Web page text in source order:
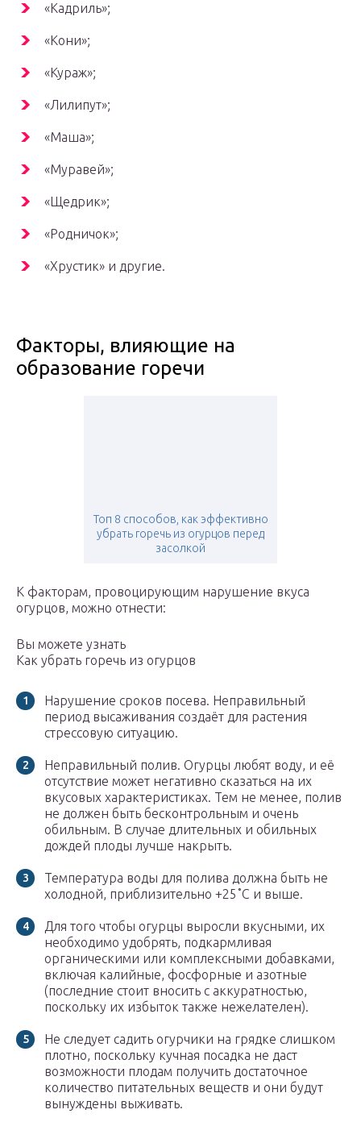
«Кадриль»;
«Кони»;
«Кураж»;
«Лилипут»;
«Маша»;
«Муравей»;
«Щедрик»;
«Родничок»;
«Хрустик» и другие.
Факторы, влияющие на
образование горечи
Топ 8 способов, как эффективно
убрать горечь из огурцов перед
засолкой
К факторам, провоцирующим нарушение вкуса
огурцов, можно отнести:
Вы можете узнать
Как убрать горечь из огурцов
Нарушение сроков посева. Неправильный
период высаживания создаёт для растения
стрессовую ситуацию.
Неправильный полив. Огурцы любят воду, и её
отсутствие может негативно сказаться на их
вкусовых характеристиках. Тем не менее, полив
не должен быть бесконтрольным и очень
обильным. В случае длительных и обильных
дождей плоды лучше накрыть.
Температура воды для полива должна быть не
холодной, приблизительно +25˚C и выше.
Для того чтобы огурцы выросли вкусными, их
необходимо удобрять, подкармливая
органическими или комплексными добавками,
включая калийные, фосфорные и азотные
(последние стоит вносить с аккуратностью,
поскольку их избыток также нежелателен).
Не следует садить огурчики на грядке слишком
плотно, поскольку кучная посадка не даст
возможности плодам получить достаточное
количество питательных веществ и они будут
вынуждены выживать.